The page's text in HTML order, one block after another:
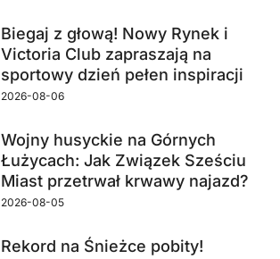
Biegaj z głową! Nowy Rynek i
Victoria Club zapraszają na
sportowy dzień pełen inspiracji
2026-08-06
Wojny husyckie na Górnych
Łużycach: Jak Związek Sześciu
Miast przetrwał krwawy najazd?
2026-08-05
Rekord na Śnieżce pobity!